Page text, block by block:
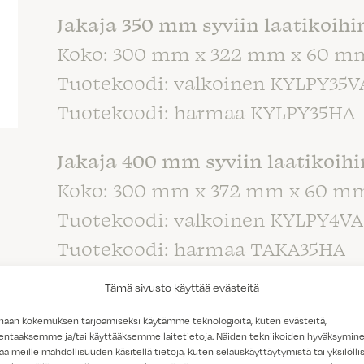
Tämä sivusto käyttää evästeitä
kokemuksen tarjoamiseksi käytämme teknologioita, kuten evästeitä,
ja/tai käyttääksemme laitetietoja. Näiden tekniikoiden
meille mahdollisuuden käsitellä tietoja, kuten selauskäyttäytymistä tai
Jakaja 350 mm syviin
Koko: 300 mm x 322 mm x 60
Tuotekoodi: valkoinen
Tuotekoodi: harmaa KYLPY35HA
Jakaja 400 mm syviin
Koko: 300 mm x 372 mm x 60
Tuotekoodi: valkoinen KYLPY4VA
Tuotekoodi: harmaa TAKA35HA
Jakaja 350 mm syviin
koko: 92 mm x 323 mm x 60 mm
Tuotekoodi: valkoinen TAKA35VA